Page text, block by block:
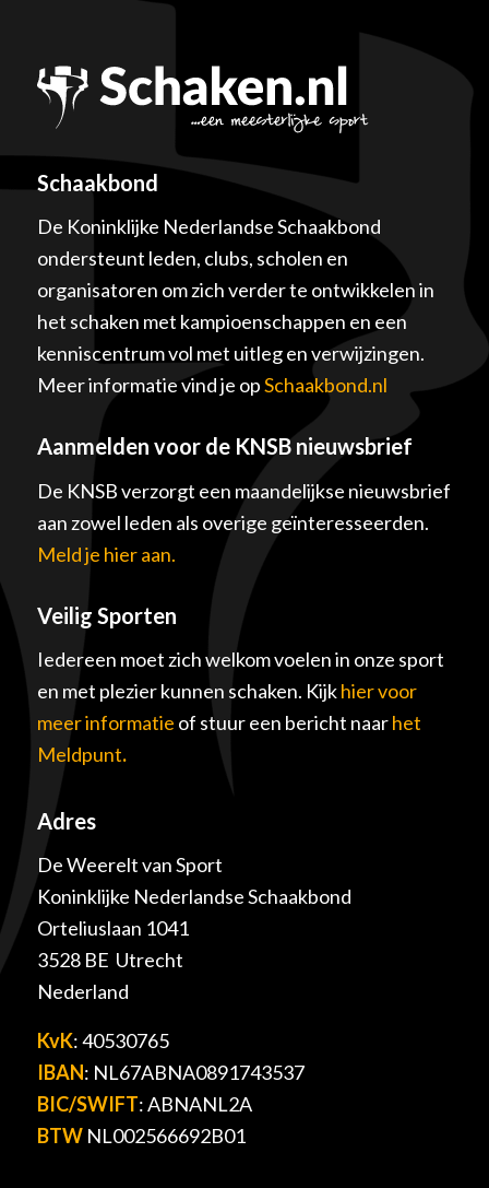
Schaakbond
De Koninklijke Nederlandse Schaakbond
ondersteunt leden, clubs, scholen en
organisatoren om zich verder te ontwikkelen in
het schaken met kampioenschappen en een
kenniscentrum vol met uitleg en verwijzingen.
Meer informatie vind je opSchaakbond.nl
Aanmelden voor de KNSB nieuwsbrief
De KNSB verzorgt een maandelijkse nieuwsbrief
aan zowel leden als overige geïnteresseerden.
Meld je hier aan.
Veilig Sporten
Iedereen moet zich welkom voelen in onze sport
en met plezier kunnen schaken. Kijkhier voor
meer informatie of stuur een bericht naarhet
Meldpunt.
Adres
De Weerelt van Sport
Koninklijke Nederlandse Schaakbond
Orteliuslaan 1041
3528 BE Utrecht
Nederland
KvK: 40530765
IBAN: NL67ABNA0891743537
BIC/SWIFT: ABNANL2A
BTWNL002566692B01